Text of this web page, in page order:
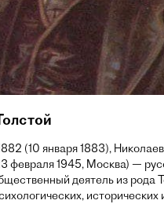
(10 января 1883),
февраля 1945, Москва) —
деятель из рода
исторических